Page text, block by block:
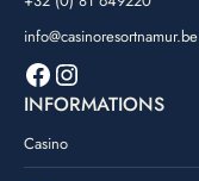
info@casinoresortnamur.be
Facebook
Instagram
INFORMATIONS
Casino